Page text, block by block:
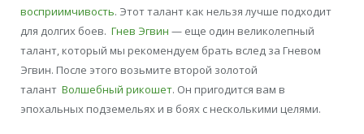
восприимчивость. Этот талант как нельзя лучше подходит
для долгих боев. Гнев Эгвин — еще один великолепный
талант, который мы рекомендуем брать вслед за Гневом
Эгвин. После этого возьмите второй золотой
талант Волшебный рикошет. Он пригодится вам в
эпохальных подземельях и в боях с несколькими целями.